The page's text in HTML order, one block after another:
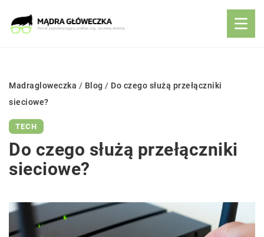
Madragloweczka / Blog / Do czego służą przełączniki
sieciowe?
TECH
Do czego służą przełączniki
sieciowe?